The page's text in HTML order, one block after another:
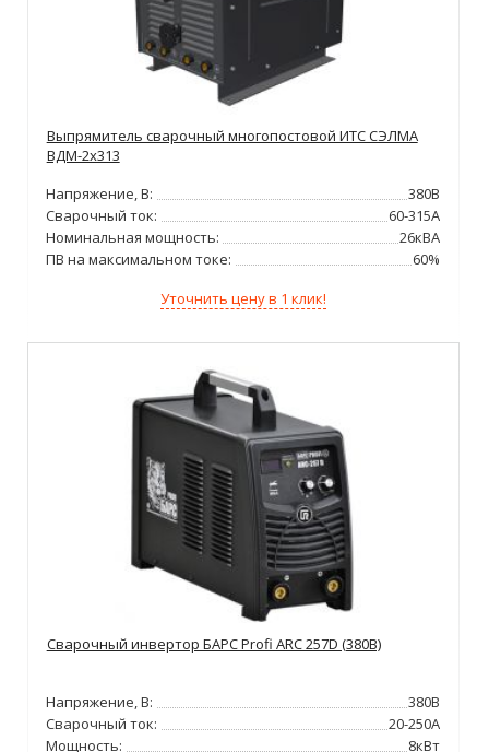
Выпрямитель сварочный многопостовой ИТС СЭЛМА
ВДМ-2х313
Напряжение, В:
380В
Сварочный ток:
60-315А
Номинальная мощность:
26кВА
ПВ на максимальном токе:
60%
Уточнить цену в 1 клик!
Сварочный инвертор БАРС Profi ARC 257D (380В)
Напряжение, В:
380В
Сварочный ток:
20-250А
Мощность:
8кВт